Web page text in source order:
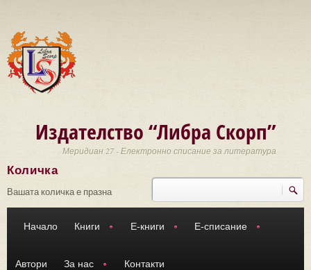
Издателство “Либра Скорп”
Меридиан 27 - Електронно списание за литература
Търси
Количка
Вашата количка е празна
Начало Книги Е-книги Е-списание
Автори За нас Контакти